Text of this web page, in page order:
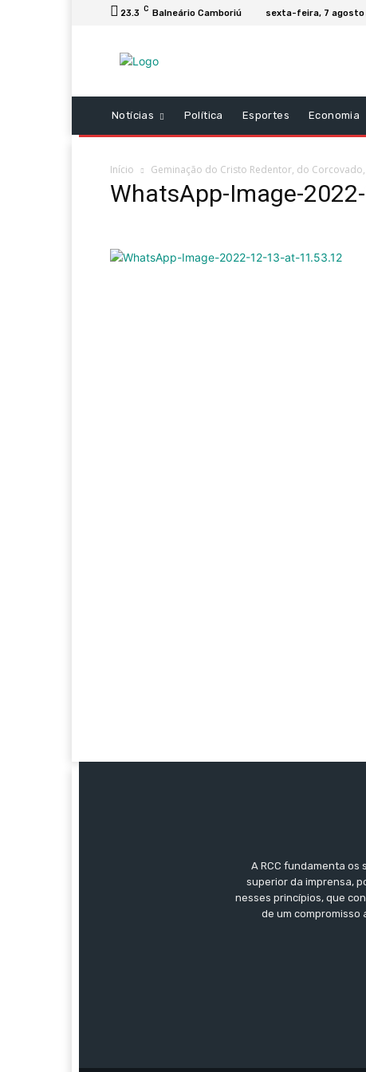
23.3 C Balneário Camboriú sexta-feira, 7 agosto
Notícias Política Esportes Economia
Início Geminação do Cristo Redentor, do
WhatsApp-Image-
A RCC fundamenta os
superior da imprensa,
nesses princípios, que
de um compromisso